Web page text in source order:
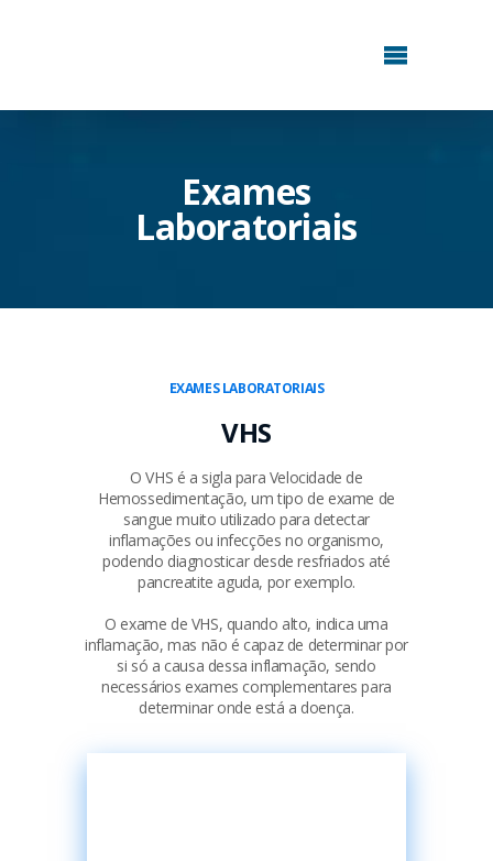
Exames
Laboratoriais
EXAMES LABORATORIAIS
VHS
O VHS é a sigla para Velocidade de
Hemossedimentação, um tipo de exame de
sangue muito utilizado para detectar
inflamações ou infecções no organismo,
podendo diagnosticar desde resfriados até
pancreatite aguda, por exemplo.
O exame de VHS, quando alto, indica uma
inflamação, mas não é capaz de determinar por
si só a causa dessa inflamação, sendo
necessários exames complementares para
determinar onde está a doença.